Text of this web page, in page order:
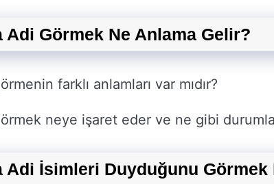
Adi Görmek Ne Anlama Gelir?
farklı anlamları var mıdır?
neye işaret eder ve ne gibi
Adi İsimleri Duyduğunu Görmek